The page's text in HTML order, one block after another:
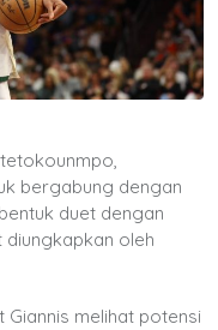
bergabung dengan
duet dengan
oleh
Giannis melihat potensi